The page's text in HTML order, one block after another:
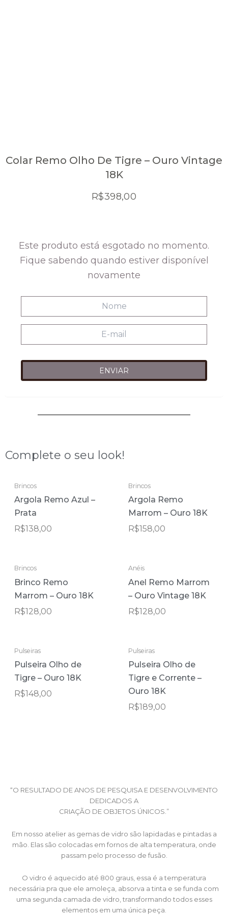
Colar Remo Olho De Tigre – Ouro Vintage
18K
R$398,00
Este produto está esgotado no momento.
Fique sabendo quando estiver disponível
novamente
Complete o seu look!
Brincos
Argola Remo Azul –
Prata
R$138,00
Brincos
Argola Remo
Marrom – Ouro 18K
R$158,00
Brincos
Brinco Remo
Marrom – Ouro 18K
R$128,00
Anéis
Anel Remo Marrom
– Ouro Vintage 18K
R$128,00
Pulseiras
Pulseira Olho de
Tigre – Ouro 18K
R$148,00
Pulseiras
Pulseira Olho de
Tigre e Corrente –
Ouro 18K
R$189,00
“O RESULTADO DE ANOS DE PESQUISA E DESENVOLVIMENTO
DEDICADOS A
CRIAÇÃO DE OBJETOS ÚNICOS.”
Em nosso atelier as gemas de vidro são lapidadas e pintadas a
mão. Elas são colocadas em fornos de alta temperatura, onde
passam pelo processo de fusão.
O vidro é aquecido até 800 graus, essa é a temperatura
necessária pra que ele amoleça, absorva a tinta e se funda com
uma segunda camada de vidro, transformando todos esses
elementos em uma única peça.